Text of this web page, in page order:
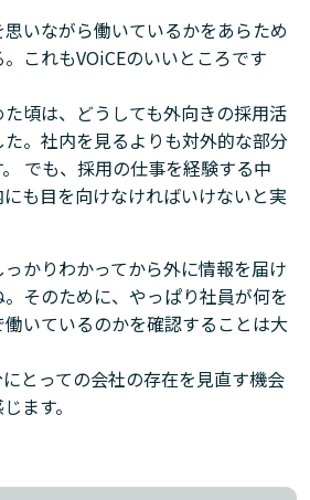
いながら働いているかをあらため
これもVOiCEのいいところです
頃は、どうしても外向きの採用活
。社内を見るよりも対外的な部分
でも、採用の仕事を経験する中
も目を向けなければいけないと実
かりわかってから外に情報を届け
そのために、やっぱり社員が何を
いているのかを確認することは大
とっての会社の存在を見直す機会
ます。